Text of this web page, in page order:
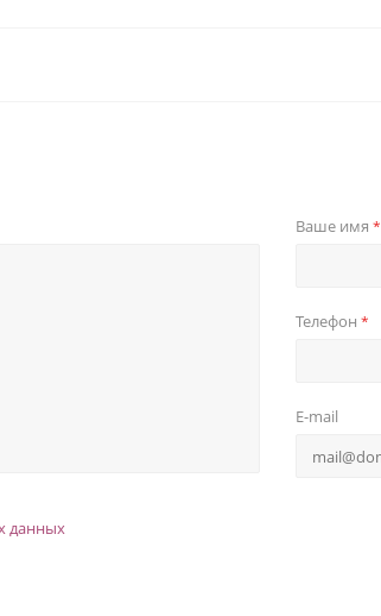
Ваше имя*
Телефон*
E-mail
данных